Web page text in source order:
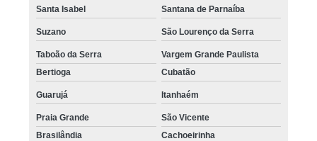
Santa Isabel Santana de Parnaíba
Suzano São Lourenço da Serra
Taboão da Serra
Vargem Grande Paulista
Bertioga
Cubatão
Guarujá Itanhaém
Praia Grande
São Vicente
Brasilândia
Cachoeirinha